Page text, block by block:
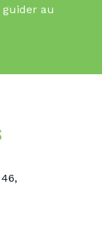
guider au